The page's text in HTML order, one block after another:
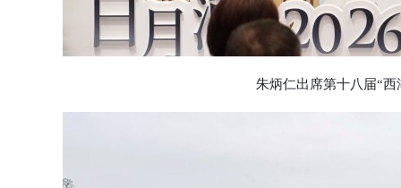
朱炳仁出席第十八届“西